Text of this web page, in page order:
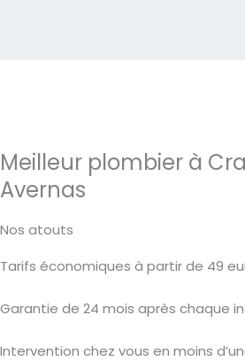
Meilleur plombier à
Avernas
Nos atouts
Tarifs économiques à partir de 49
Garantie de 24 mois après chaque
Intervention chez vous en moins